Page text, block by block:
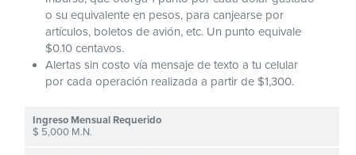
o su equivalente en pesos, para canjearse por
artículos, boletos de avión, etc. Un punto equivale
$0.10 centavos.
Alertas sin costo vía mensaje de texto a tu celular
por cada operación realizada a partir de $1,300.
$ 5,000 M.N.